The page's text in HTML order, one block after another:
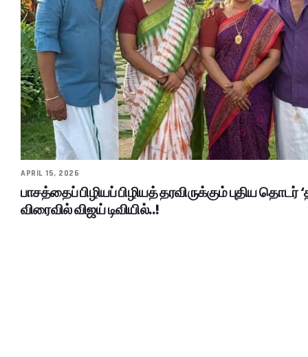
APRIL 15, 2026
பாசத்தைப் பிழியப் பிழியத் தரவிருக்கும் புதிய தொடர்
விரைவில் விஜய் டிவியில்..!